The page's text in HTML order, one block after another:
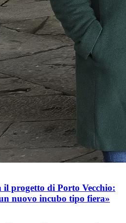
il progetto di Porto Vecchio:
nuovo incubo tipo fiera»